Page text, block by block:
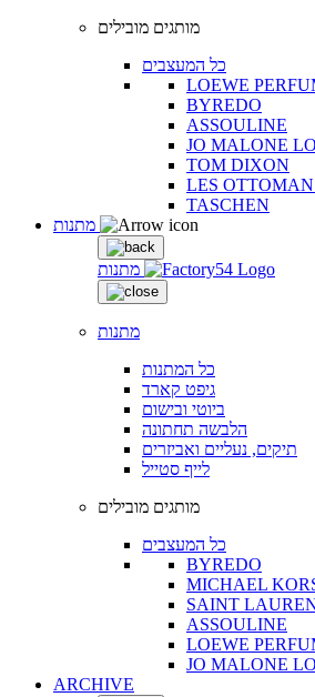
מותגים מובילים
כל המעצבים
LOEWE
BYREDO
ASSOULINE
JO MALONE
TOM DIXON
LES
TASCHEN
מתנות
מתנות
כל המתנות
גיפט קארד
ביוטי ובישום
הלבשה תחתונה
תיקים, נעליים ואביזרים
לייף סטייל
מותגים מובילים
כל המעצבים
BYREDO
MICHAEL
SAINT
ASSOULINE
LOEWE
JO MALONE
ARCHIVE